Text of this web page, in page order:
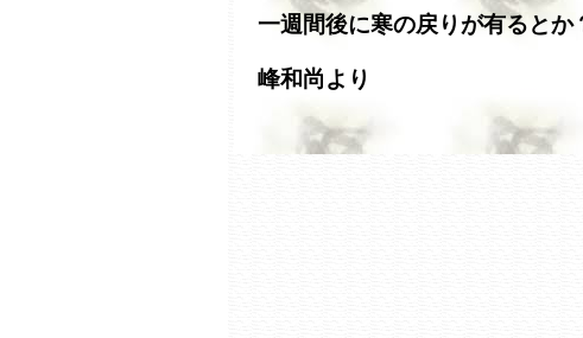
一週間後に寒の戻りが有ると
峰和尚より